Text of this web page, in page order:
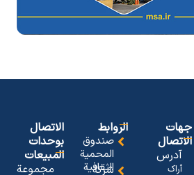
جهات
الاتصال
آدرس
أراک
الروابط
صندوق
المحمیة
الثقافیة
شرکة
الاتصال
بوحدات
المبیعات
مجموعة